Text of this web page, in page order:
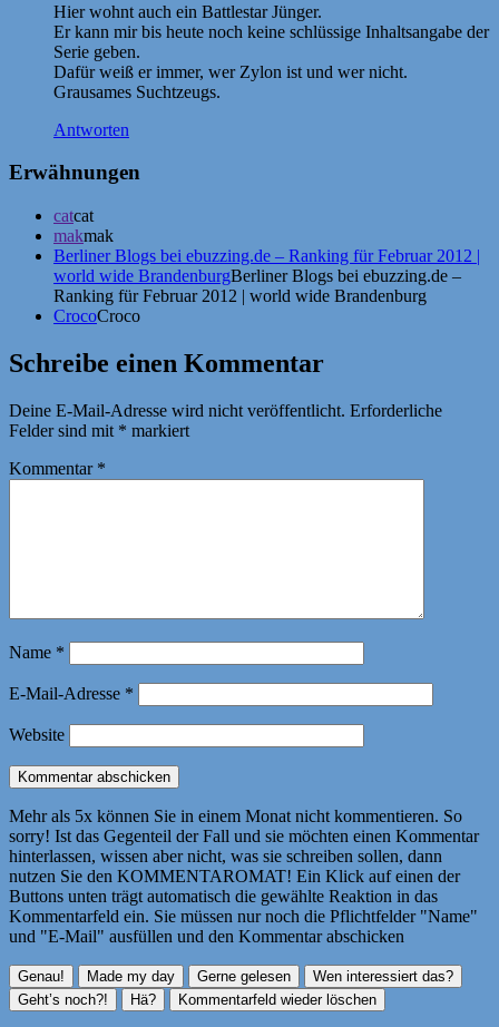
Hier wohnt auch ein Battlestar Jünger.
Er kann mir bis heute noch keine schlüssige Inhaltsangabe der
Serie geben.
Dafür weiß er immer, wer Zylon ist und wer nicht.
Grausames Suchtzeugs.
Antworten
Erwähnungen
catcat
makmak
Berliner Blogs bei ebuzzing.de – Ranking für Februar 2012 |
world wide BrandenburgBerliner Blogs bei ebuzzing.de –
Ranking für Februar 2012 | world wide Brandenburg
CrocoCroco
Schreibe einen Kommentar
Deine E-Mail-Adresse wird nicht veröffentlicht. Erforderliche
Felder sind mit * markiert
Kommentar *
Name *
E-Mail-Adresse *
Website
Mehr als 5x können Sie in einem Monat nicht kommentieren. So
sorry! Ist das Gegenteil der Fall und sie möchten einen Kommentar
hinterlassen, wissen aber nicht, was sie schreiben sollen, dann
nutzen Sie den KOMMENTAROMAT! Ein Klick auf einen der
Buttons unten trägt automatisch die gewählte Reaktion in das
Kommentarfeld ein. Sie müssen nur noch die Pflichtfelder "Name"
und "E-Mail" ausfüllen und den Kommentar abschicken